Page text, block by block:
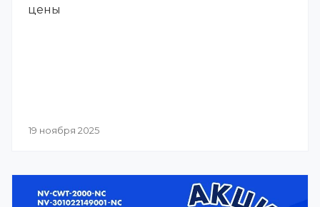
цены
19 ноября 2025